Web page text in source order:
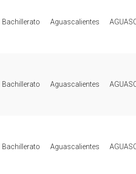
Bachillerato Aguascalientes
Bachillerato Aguascalientes
Bachillerato Aguascalientes